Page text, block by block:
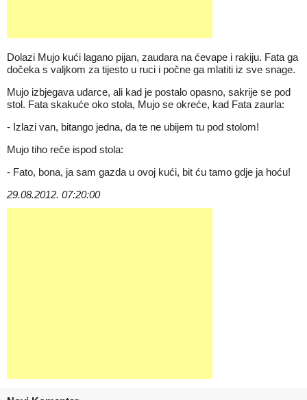
Dolazi Mujo kući lagano pijan, zaudara na ćevape i rakiju. Fata ga
dočeka s valjkom za tijesto u ruci i počne ga mlatiti iz sve snage.
Mujo izbjegava udarce, ali kad je postalo opasno, sakrije se pod
stol. Fata skakuće oko stola, Mujo se okreće, kad Fata zaurla:
- Izlazi van, bitango jedna, da te ne ubijem tu pod stolom!
Mujo tiho reče ispod stola:
- Fato, bona, ja sam gazda u ovoj kući, bit ću tamo gdje ja hoću!
29.08.2012. 07:20:00